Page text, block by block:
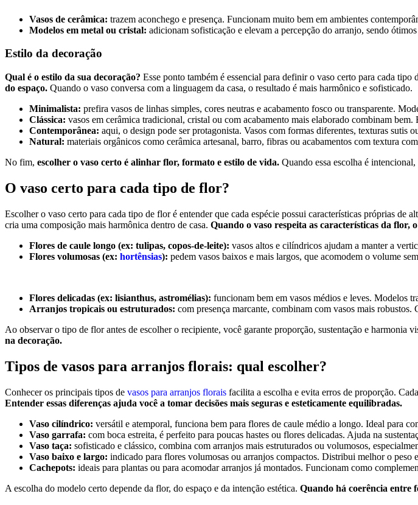
Vasos de cerâmica: trazem aconchego e presença. Funcionam muito bem em ambientes
Modelos em metal ou cristal: adicionam sofisticação e elevam a percepção do arranjo, sendo ótimos
Estilo da decoração
Qual é o estilo da sua decoração? Esse ponto também é essencial para definir o vaso certo para cada
do espaço. Quando o vaso conversa com a linguagem da casa, o resultado é mais harmônico e sofisticado.
Minimalista: prefira vasos de linhas simples, cores neutras e acabamento fosco ou transparente.
Clássica: vasos em cerâmica tradicional, cristal ou com acabamento mais elaborado combinam
Contemporânea: aqui, o design pode ser protagonista. Vasos com formas diferentes, texturas sutis
Natural: materiais orgânicos como cerâmica artesanal, barro, fibras ou acabamentos com textura
No fim, escolher o vaso certo é alinhar flor, formato e estilo de vida. Quando essa escolha é
O vaso certo para cada tipo de flor?
Escolher o vaso certo para cada tipo de flor é entender que cada espécie possui características próprias
cria uma composição mais harmônica dentro de casa. Quando o vaso respeita as características da flor,
Flores de caule longo (ex: tulipas, copos-de-leite): vasos altos e cilíndricos ajudam a manter a
Flores volumosas (ex: hortênsias): pedem vasos baixos e mais largos, que acomodem o volume
Flores delicadas (ex: lisianthus, astromélias): funcionam bem em vasos médios e leves. Modelos
Arranjos tropicais ou estruturados: com presença marcante, combinam com vasos mais
Ao observar o tipo de flor antes de escolher o recipiente, você garante proporção, sustentação e harmonia
na decoração.
Tipos de vasos para arranjos florais: qual escolher?
Conhecer os principais tipos de vasos para arranjos florais facilita a escolha e evita erros de proporção.
Entender essas diferenças ajuda você a tomar decisões mais seguras e esteticamente equilibradas.
Vaso cilíndrico: versátil e atemporal, funciona bem para flores de caule médio a longo. Ideal para
Vaso garrafa: com boca estreita, é perfeito para poucas hastes ou flores delicadas. Ajuda na
Vaso taça: sofisticado e clássico, combina com arranjos mais estruturados ou volumosos,
Vaso baixo e largo: indicado para flores volumosas ou arranjos compactos. Distribui melhor o peso
Cachepots: ideais para plantas ou para acomodar arranjos já montados. Funcionam como
A escolha do modelo certo depende da flor, do espaço e da intenção estética. Quando há coerência entre